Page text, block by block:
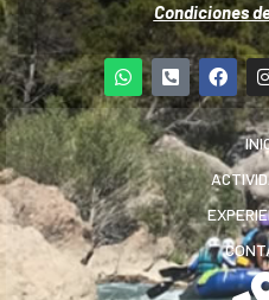
Condiciones